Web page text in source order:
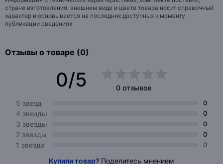
стране изготовления, внешнем виде и цвете товара носит справочный
характер и основывается на последних доступных к моменту
публикации сведениях
Отзывы о товаре (0)
0/5
0 отзывов
5 звезд
0
4 звезды 0
3 звезды 0
2 звезды 0
1 звезда 0
Купили товар? Поделитесь мнением